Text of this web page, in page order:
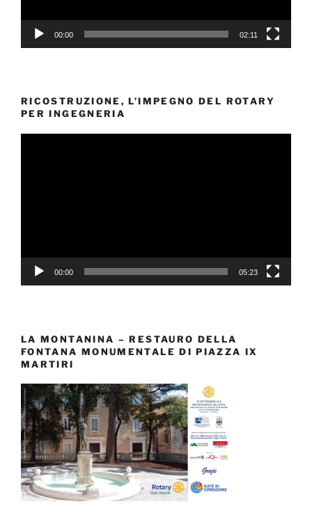
00:00 02:11
RICOSTRUZIONE, L’IMPEGNO DEL ROTARY
PER INGEGNERIA
00:00 05:23
LA MONTANINA – RESTAURO DELLA
FONTANA MONUMENTALE DI PIAZZA IX
MARTIRI